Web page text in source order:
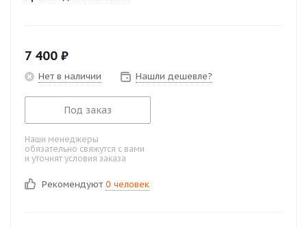
7 400 ₽
Нет в наличии Нашли дешевле?
Под заказ
Наши менеджеры
обязательно свяжутся с вами
и уточнят условия заказа
Рекомендуют 0 человек